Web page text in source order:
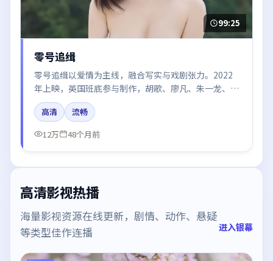
99:25
零号追缉
零号追缉以爱情为主线，融合写实与戏剧张力。2022
年上映，英国班底参与制作，胡歌、廖凡、朱一龙、周
冬雨、河正宇在片中呈现细腻表演，影像风格统一，配
乐与剪辑强化了情绪曲线。
高清
流畅
12万
48个月前
高清影视热播
海量影视资源在线更新，剧情、动作、悬疑
等类型佳作连播
进入银幕